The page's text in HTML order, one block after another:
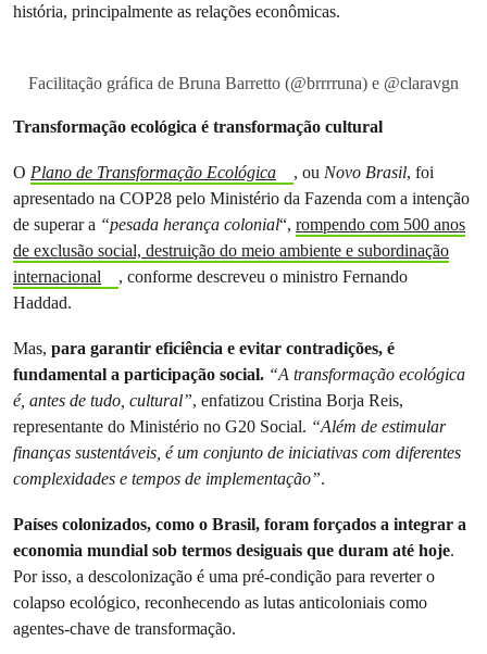
história, principalmente as relações econômicas.
Facilitação gráfica de Bruna Barretto (@brrrruna) e @claravgn
Transformação ecológica é transformação cultural
O Plano de Transformação Ecológica , ou Novo Brasil, foi
apresentado na COP28 pelo Ministério da Fazenda com a intenção
de superar a “pesada herança colonial“, rompendo com 500 anos
de exclusão social, destruição do meio ambiente e subordinação
internacional
, conforme descreveu o ministro Fernando
Haddad.
Mas, para garantir eficiência e evitar contradições, é
fundamental a participação social. “A transformação ecológica
é, antes de tudo, cultural”, enfatizou Cristina Borja Reis,
representante do Ministério no G20 Social. “Além de estimular
finanças sustentáveis, é um conjunto de iniciativas com diferentes
complexidades e tempos de implementação”.
Países colonizados, como o Brasil, foram forçados a integrar a
economia mundial sob termos desiguais que duram até hoje.
Por isso, a descolonização é uma pré-condição para reverter o
colapso ecológico, reconhecendo as lutas anticoloniais como
agentes-chave de transformação.